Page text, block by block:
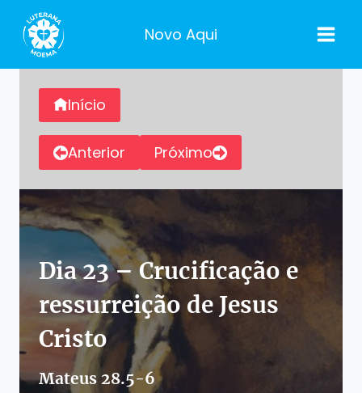
para
Conteúdo
Novo Aqui
Início
Anterior Próximo
Dia 23 –Crucificação e
ressurreição de Jesus
Cristo
Mateus 28.5-6